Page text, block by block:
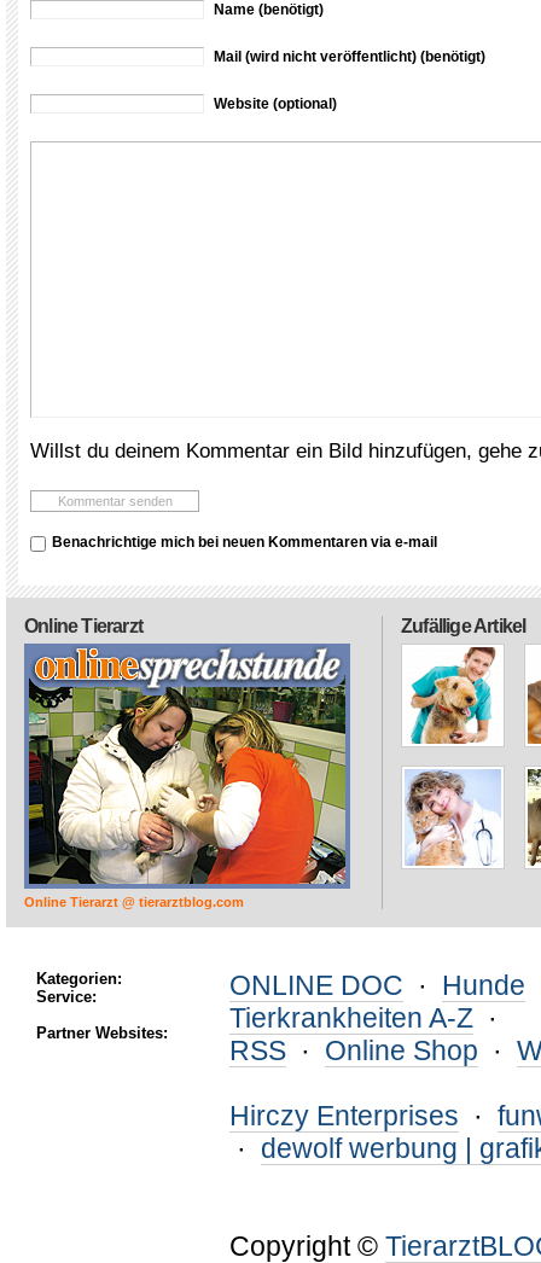
Name (benötigt)
Mail (wird nicht veröffentlicht) (benötigt)
Website (optional)
Willst du deinem Kommentar ein Bild hinzufügen, gehe
Benachrichtige mich bei neuen Kommentaren via e-mail
Zufällige Artikel
Online Tierarzt
Online Tierarzt @ tierarztblog.com
Kategorien:
Service:
Partner Websites:
ONLINE DOC · Hunde
Tierkrankheiten A-Z ·
RSS · Online Shop ·
Hirczy Enterprises ·
· dewolf werbung |
Copyright ©